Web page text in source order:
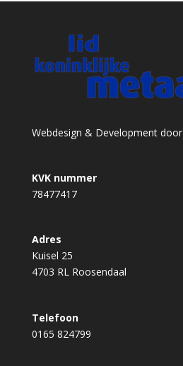
Webdesign & Development door
KVK nummer
78477417
Adres
Kuisel 25
4703 RL Roosendaal
Telefoon
0165 824799